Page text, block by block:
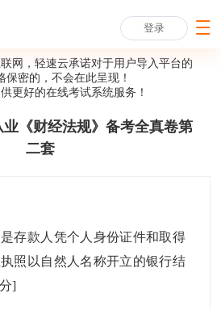
登录
网，轻速云承诺对于用户导入平台的
保密的，不会在此呈现！
更好的在线考试系统服务！
业《财经法规》备考全真卷第
二套
存款人凭个人身份证件和取得
照以自然人名称开立的银行结
]